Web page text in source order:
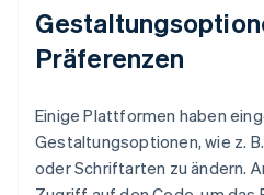
Präferenzen
Einige Plattformen haben
Gestaltungsoptionen, wie z.
oder Schriftarten zu ändern.